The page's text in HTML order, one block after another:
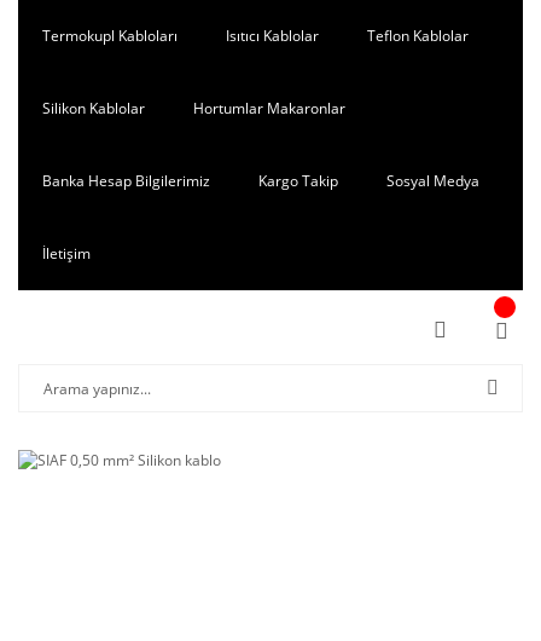
Termokupl Kabloları Isıtıcı Kablolar Teflon Kablolar
Silikon Kablolar Hortumlar Makaronlar
Banka Hesap Bilgilerimiz Kargo Takip Sosyal Medya
İletişim